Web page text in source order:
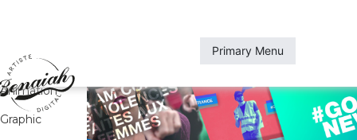
Primary Menu
All
Animation
Graphic